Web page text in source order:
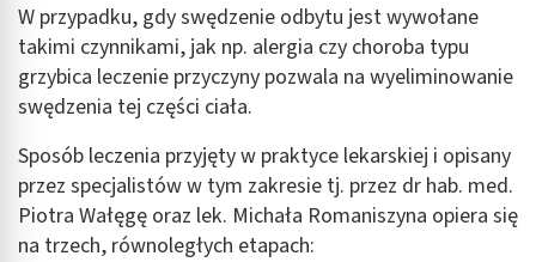
W przypadku, gdy swędzenie odbytu jest wywołane
takimi czynnikami, jak np. alergia czy choroba typu
grzybica leczenie przyczyny pozwala na wyeliminowanie
swędzenia tej części ciała.
Sposób leczenia przyjęty w praktyce lekarskiej i opisany
przez specjalistów w tym zakresie tj. przez dr hab. med.
Piotra Wałęgę oraz lek. Michała Romaniszyna opiera się
na trzech, równoległych etapach: